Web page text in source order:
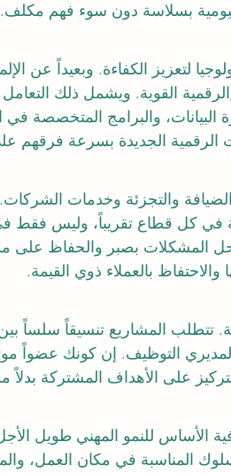
بسلاسة دون سوء فهم مكلف.
لتعزيز الكفاءة. وبعيداً عن
القوية. ويشمل ذلك
البيانات، والبرامج المتخصصة
الرقمية الجديدة بسرعة فرقهم
والتجزئة وخدمات
في كل قطاع تقريباً، وليس فقط
المشكلات بصبر والحفاظ على
بالعملاء ذوي القيمة.
تتطلب المشاريع تنسيقاً سلساً بين
لمديري التوظيف. إن كونك عضواً
على الأهداف المشتركة
الأساس للنمو المهني طويل
المناسبة في مكان العمل،